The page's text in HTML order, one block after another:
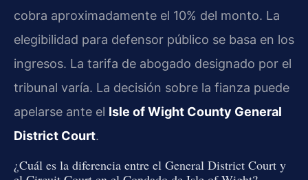
cobra aproximadamente el 10% del monto. La
elegibilidad para defensor público se basa en los
ingresos. La tarifa de abogado designado por el
tribunal varía. La decisión sobre la fianza puede
apelarse ante el Isle of Wight County General
District Court.
¿Cuál es la diferencia entre el General District Court y